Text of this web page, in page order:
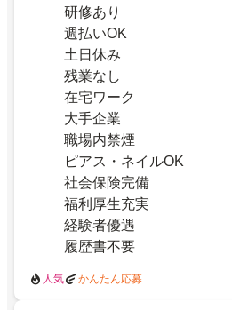
研修あり
週払いOK
土日休み
残業なし
在宅ワーク
大手企業
職場内禁煙
ピアス・ネイルOK
社会保険完備
福利厚生充実
経験者優遇
履歴書不要
人気 かんたん応募